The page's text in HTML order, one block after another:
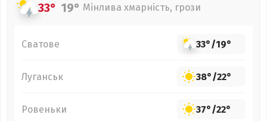
33° 19° Мінлива хмарність, грози
Сватове 33°/19°
Луганськ 38°/22°
Ровеньки 37°/22°